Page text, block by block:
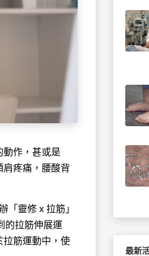
動作，甚或是
肩疼痛，腰酸背
「靈修 x 拉筋」
的拉筋伸展運
拉筋運動中，使
最新